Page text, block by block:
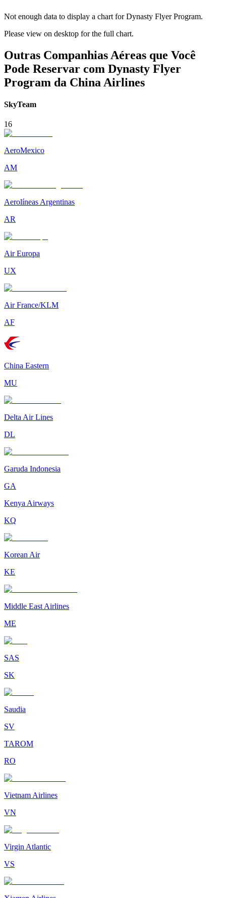
Not enough data to display a chart forDynasty Flyer Program.
Please view on desktop for the full chart.
Outras Companhias Aéreas que Você
Pode Reservar com Dynasty Flyer
Program da China Airlines
SkyTeam
16
AeroMexico
AM
Aerolíneas Argentinas
AR
Air Europa
UX
Air France/KLM
AF
China Eastern
MU
Delta Air Lines
DL
Garuda Indonesia
GA
Kenya Airways
KQ
Korean Air
KE
Middle East Airlines
ME
SAS
SK
Saudia
SV
TAROM
RO
Vietnam Airlines
VN
Virgin Atlantic
VS